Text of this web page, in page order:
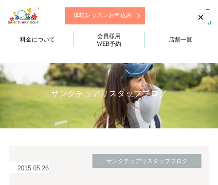
体験レッスンお申込み
料金について
会員様用
WEB予約
店舗一覧
サンクチュアリスタッフブログ
2015.05.26
サンクチュアリスタッフブログ
×